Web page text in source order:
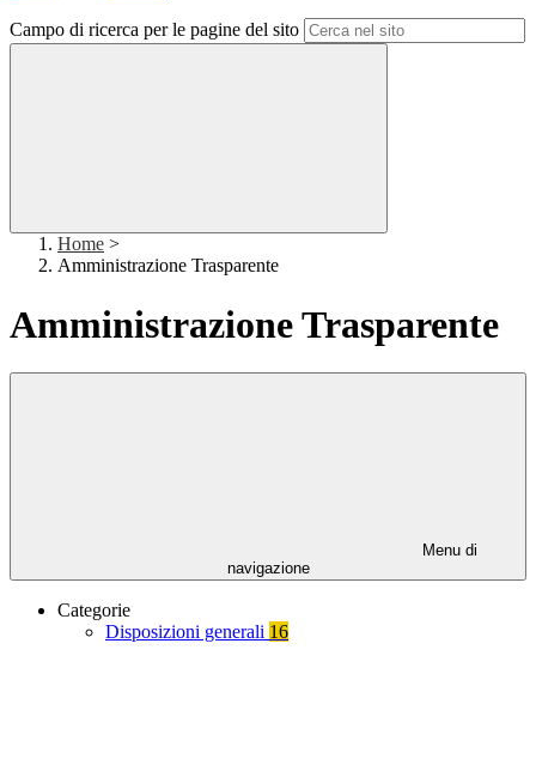
Campo di ricerca per le pagine del sito
Home >
Amministrazione Trasparente
Amministrazione Trasparente
Menu di
navigazione
Categorie
Disposizioni generali 16